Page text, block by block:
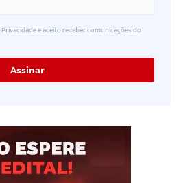
e aceito receber comunicações do